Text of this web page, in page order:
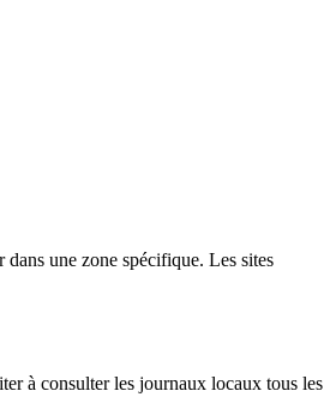
une zone spécifique. Les sites
à consulter les journaux locaux tous les